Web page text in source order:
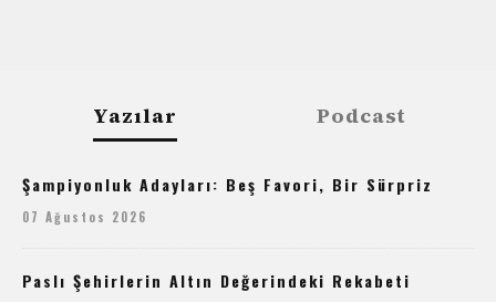
Yazılar Podcast
Şampiyonluk Adayları: Beş Favori, Bir Sürpriz
07 Ağustos 2026
Paslı Şehirlerin Altın Değerindeki Rekabeti